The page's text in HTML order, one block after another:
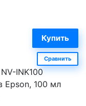
Сравнить
INK100
Epson, 100 мл